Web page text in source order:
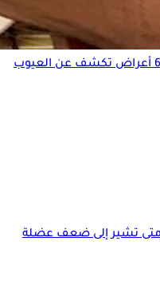
أمراض القلب عند الرجال.. 6 أعراض تكشف عن العيوب
متى تشير إلى ضعف عضلة